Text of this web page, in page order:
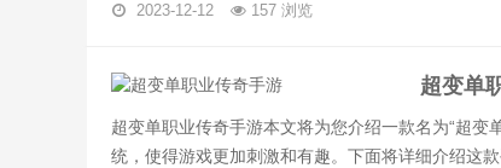
2023-12-12 157 浏览
超变单
超变单职业传奇手游本文将为您介绍一款名为“超
统，使得游戏更加刺激和有趣。下面将详细介绍这款